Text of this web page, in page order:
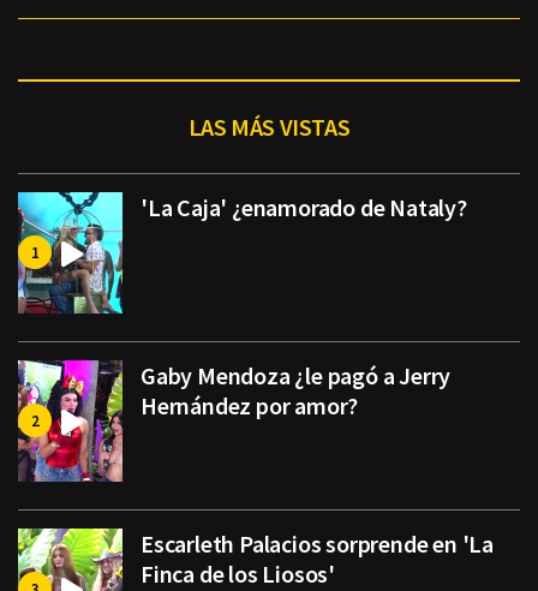
LAS MÁS VISTAS
'La Caja' ¿enamorado de Nataly?
Gaby Mendoza ¿le pagó a Jerry
Hernández por amor?
Escarleth Palacios sorprende en 'La
Finca de los Liosos'